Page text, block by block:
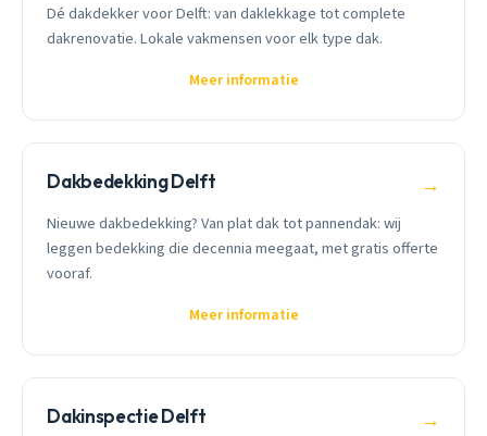
Dé dakdekker voor Delft: van daklekkage tot complete
dakrenovatie. Lokale vakmensen voor elk type dak.
Meer informatie
Dakbedekking Delft →
Nieuwe dakbedekking? Van plat dak tot pannendak: wij
leggen bedekking die decennia meegaat, met gratis offerte
vooraf.
Meer informatie
Dakinspectie Delft →